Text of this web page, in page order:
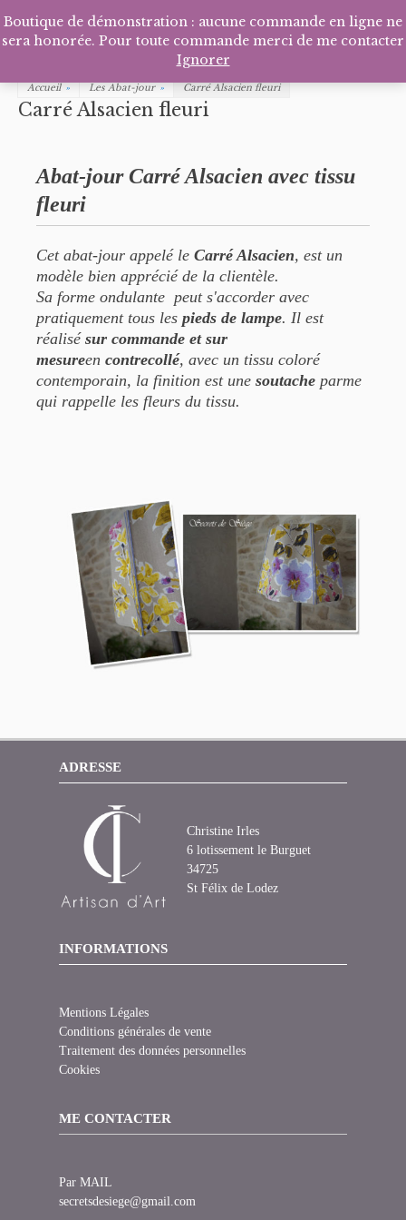
Facebook
Pinterest
Tél
Accueil » Les Abat-jour » Carré Alsacien fleuri
Carré Alsacien fleuri
Abat-jour Carré Alsacien avec tissu
fleuri
Cet abat-jour appelé le Carré Alsacien, est un
modèle bien apprécié de la clientèle.
Sa forme ondulante peut s'accorder avec
pratiquement tous les pieds de lampe. Il est
réalisé sur commande et sur
mesureen contrecollé, avec un tissu coloré
contemporain, la finition est une soutache parme
qui rappelle les fleurs du tissu.
ADRESSE
Christine Irles
6 lotissement le Burguet
34725
St Félix de Lodez
INFORMATIONS
Mentions Légales
Conditions générales de vente
Traitement des données personnelles
Cookies
ME CONTACTER
Par MAIL
secretsdesiege@gmail.com
Boutique de démonstration : aucune commande en ligne ne
sera honorée. Pour toute commande merci de me contacter
Ignorer